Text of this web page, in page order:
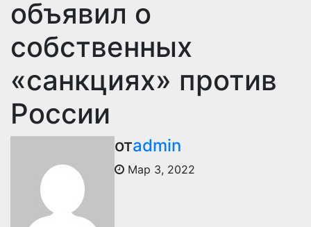
объявил о
собственных
«санкциях» против
России
отadmin
Мар 3, 2022